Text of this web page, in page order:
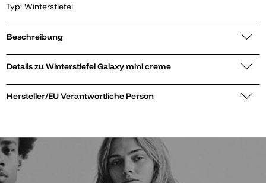
Typ: Winterstiefel
Beschreibung
Details zu Winterstiefel Galaxy mini creme
Hersteller/EU Verantwortliche Person